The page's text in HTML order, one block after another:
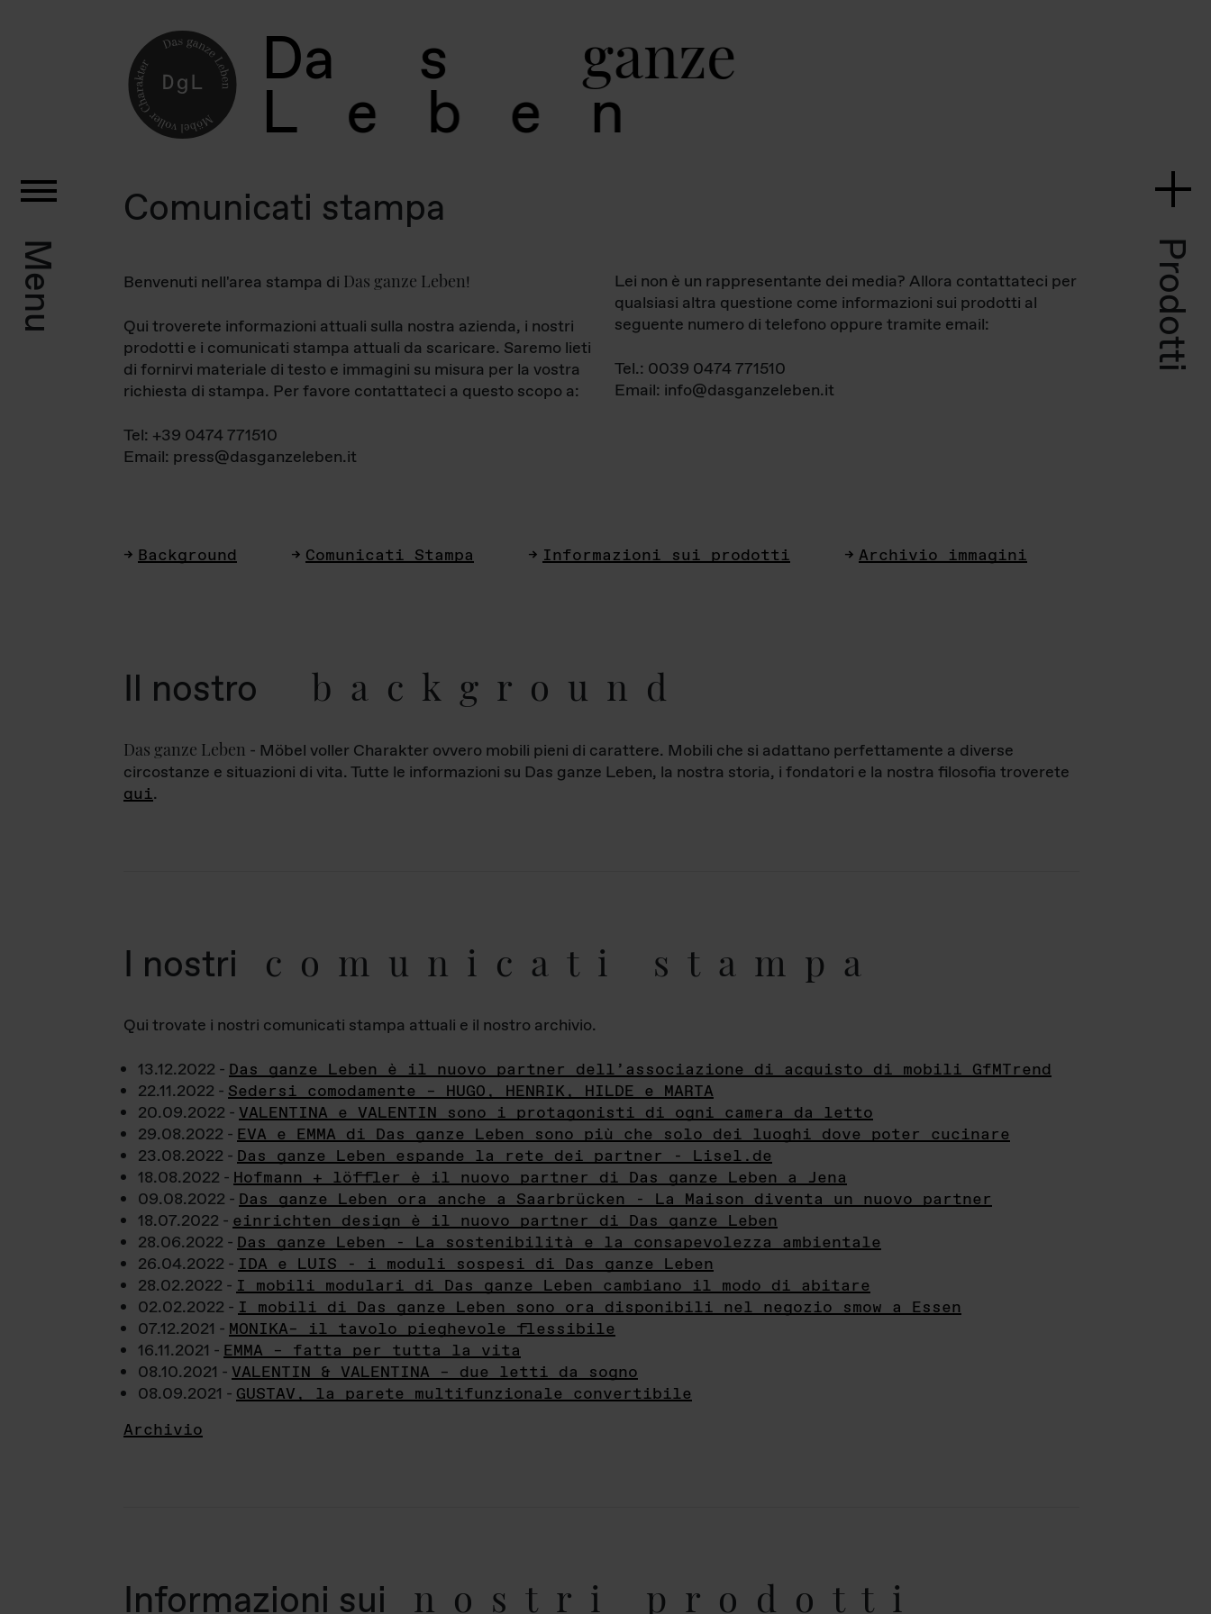
Da s ganz
L e b e
Menu Prodotti
Comunicati stampa
Benvenuti nell'area stampa di Das ganze Leben!
Qui troverete informazioni attuali sulla nostra azienda, i nostri
prodotti e i comunicati stampa attuali da scaricare. Saremo lieti
di fornirvi materiale di testo e immagini su misura per la vostra
richiesta di stampa. Per favore contattateci a questo scopo a:
Tel: +39 0474 771510
Email: press@dasganzeleben.it
Lei non è un rappresentante dei media? Allora contattateci per
qualsiasi altra questione come informazioni sui prodotti al
seguente numero di telefono oppure tramite email:
Tel.: 0039 0474 771510
Email: info@dasganzeleben.it
Background Comunicati Stampa Informazioni sui prodotti Archivio immagini
Il nostro background
Das ganze Leben - Möbel voller Charakter ovvero mobili pieni di carattere. Mobili che si adattano perfettamente a diverse
circostanze e situazioni di vita. Tutte le informazioni su Das ganze Leben, la nostra storia, i fondatori e la nostra filosofia troverete
qui.
I nostri comunicati stampa
Qui trovate i nostri comunicati stampa attuali e il nostro archivio.
13.12.2022 - Das ganze Leben è il nuovo partner dell’associazione di acquisto di mobili GfMTrend
22.11.2022 - Sedersi comodamente – HUGO, HENRIK, HILDE e MARTA
20.09.2022 - VALENTINA e VALENTIN sono i protagonisti di ogni camera da letto
29.08.2022 - EVA e EMMA di Das ganze Leben sono più che solo dei luoghi dove poter cucinare
23.08.2022 - Das ganze Leben espande la rete dei partner - Lisel.de
18.08.2022 - Hofmann + löffler è il nuovo partner di Das ganze Leben a Jena
09.08.2022 - Das ganze Leben ora anche a Saarbrücken - La Maison diventa un nuovo partner
18.07.2022 - einrichten design è il nuovo partner di Das ganze Leben
28.06.2022 - Das ganze Leben - La sostenibilità e la consapevolezza ambientale
26.04.2022 - IDA e LUIS - i moduli sospesi di Das ganze Leben
28.02.2022 - I mobili modulari di Das ganze Leben cambiano il modo di abitare
02.02.2022 - I mobili di Das ganze Leben sono ora disponibili nel negozio smow a Essen
07.12.2021 - MONIKA– il tavolo pieghevole flessibile
16.11.2021 - EMMA – fatta per tutta la vita
08.10.2021 - VALENTIN & VALENTINA – due letti da sogno
08.09.2021 - GUSTAV, la parete multifunzionale convertibile
Archivio
Informazioni sui nostri prodotti